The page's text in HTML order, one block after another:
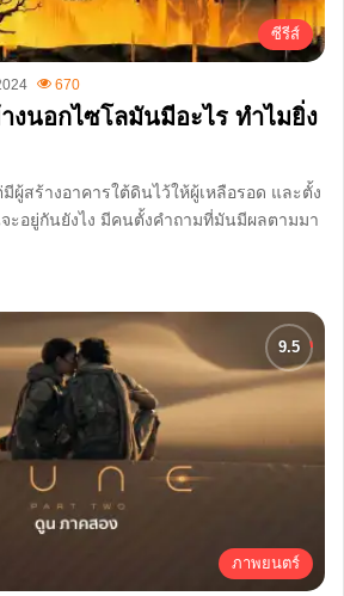
ซีรีส์
670
งนอกไซโลมันมีอะไร ทำไมยิ่ง
ผู้สร้างอาคารใต้ดินไว้ให้ผู้เหลือรอด และตั้ง
ะอยู่กันยังไง มีคนตั้งคำถามที่มันมีผลตามมา
ภาพยนตร์